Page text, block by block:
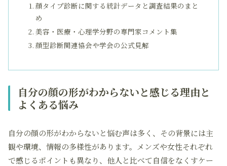
顔タイプ診断に関する統計データと調査結果のまと
め
美容・医療・心理学分野の専門家コメント集
顔型診断関連協会や学会の公式見解
自分の顔の形がわからないと感じる理由と
よくある悩み
自分の顔の形がわからないと悩む声は多く、その背景には主
観や環境、情報の多様性があります。メンズや女性それぞれ
で感じるポイントも異なり、他人と比べて自信をなくすケー